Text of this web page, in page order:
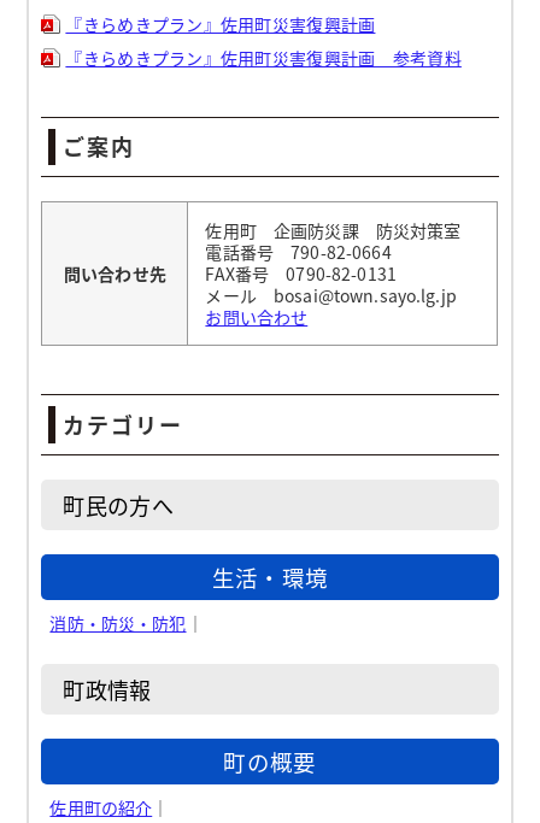
『きらめきプラン』佐用町災害復興計画
『きらめきプラン』佐用町災害復興計画 参考資料
ご案内
問い合わせ先
佐用町 企画防災課 防災対策室
電話番号 790-82-0664
FAX番号 0790-82-0131
メール bosai@town.sayo.lg.jp
お問い合わせ
カテゴリー
町民の方へ
生活・環境
消防・防災・防犯 ｜
町政情報
町の概要
佐用町の紹介 ｜